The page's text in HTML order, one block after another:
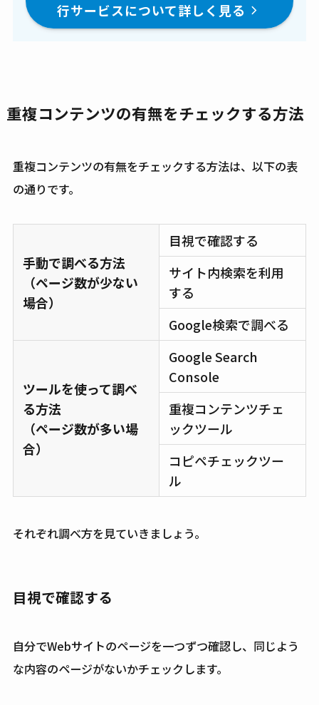
行サービスについて詳しく見る
重複コンテンツの有無をチェックする方法
重複コンテンツの有無をチェックする方法は、以下の表
の通りです。
手動で調べる方法
（ページ数が少ない
場合）
目視で確認する
サイト内検索を利用
する
Google検索で調べる
ツールを使って調べ
る方法
（ページ数が多い場
合）
Google Search
Console
重複コンテンツチェ
ックツール
コピペチェックツー
ル
それぞれ調べ方を見ていきましょう。
目視で確認する
自分でWebサイトのページを一つずつ確認し、同じよう
な内容のページがないかチェックします。